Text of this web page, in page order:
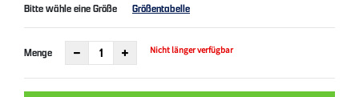
Bitte wähle eine Größe
Größentabelle
Menge Nicht länger verfügbar